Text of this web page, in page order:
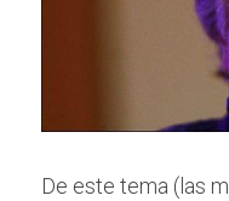
De este tema (las